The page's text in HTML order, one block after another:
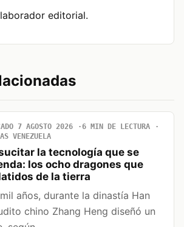
editorial.
7 AGOSTO 2026
6 MIN DE LECTURA
VENEZUELA
la tecnología que se
los ocho dragones que
de la tierra
años, durante la dinastía Han
chino Zhang Heng diseñó un